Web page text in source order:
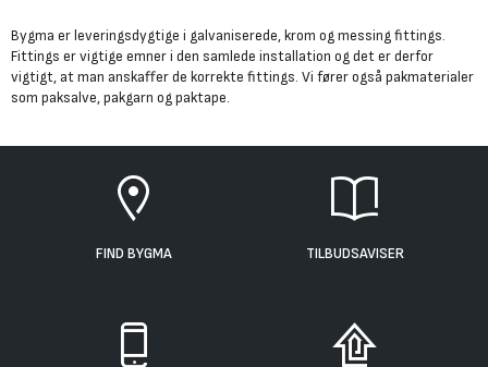
Bygma er leveringsdygtige i galvaniserede, krom og messing fittings.
Fittings er vigtige emner i den samlede installation og det er derfor
vigtigt, at man anskaffer de korrekte fittings. Vi fører også pakmaterialer
som paksalve, pakgarn og paktape.
FIND BYGMA TILBUDSAVISER